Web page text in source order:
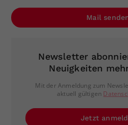
Mail
Newsletter
Neuigkeiten
Mit der Anmeldung zum
aktuell gültigen
Jetzt